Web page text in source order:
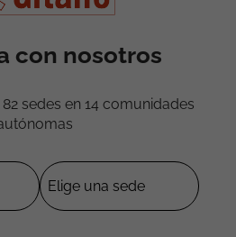
con nosotros
sedes en 14 comunidades